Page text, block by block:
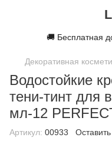
🚚 Бесплатная
Декоративная
Водостойкие
тени-тинт для
мл-12
Артикул: 00933